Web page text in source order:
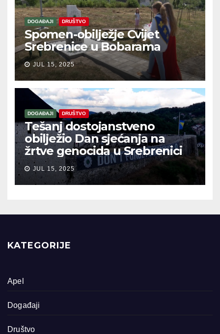
DOGAĐAJI DRUŠTVO
Spomen-obilježje Cvijet
Srebrenice u Bobarama
JUL 15, 2025
DOGAĐAJI DRUŠTVO
Tešanj dostojanstveno
obilježio Dan sjećanja na
žrtve genocida u Srebrenici
JUL 15, 2025
KATEGORIJE
Apel
Događaji
Društvo